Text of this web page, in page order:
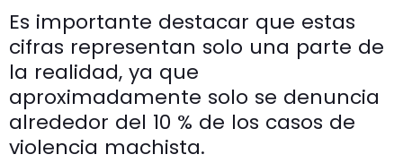
Es importante destacar que estas
cifras representan solo una parte de
la realidad, ya que
aproximadamente solo se denuncia
alrededor del 10 % de los casos de
violencia machista.